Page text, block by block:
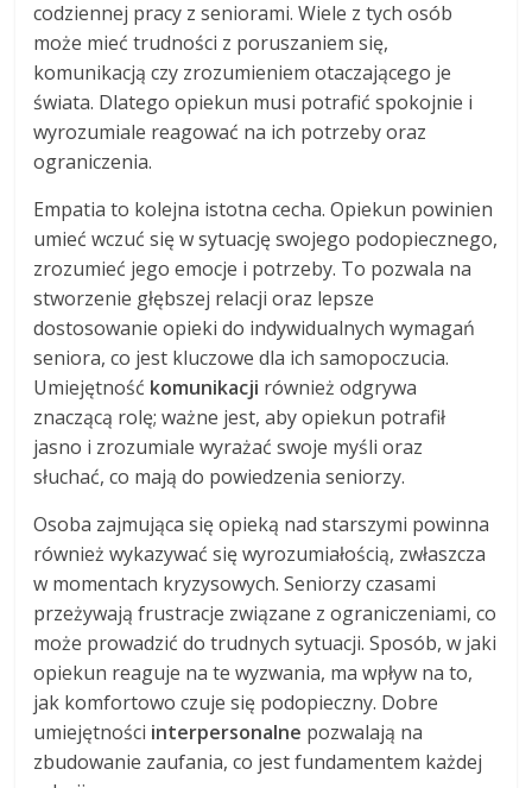
codziennej pracy z seniorami. Wiele z tych osób
może mieć trudności z poruszaniem się,
komunikacją czy zrozumieniem otaczającego je
świata. Dlatego opiekun musi potrafić spokojnie i
wyrozumiale reagować na ich potrzeby oraz
ograniczenia.
Empatia to kolejna istotna cecha. Opiekun powinien
umieć wczuć się w sytuację swojego podopiecznego,
zrozumieć jego emocje i potrzeby. To pozwala na
stworzenie głębszej relacji oraz lepsze
dostosowanie opieki do indywidualnych wymagań
seniora, co jest kluczowe dla ich samopoczucia.
Umiejętność komunikacji również odgrywa
znaczącą rolę; ważne jest, aby opiekun potrafił
jasno i zrozumiale wyrażać swoje myśli oraz
słuchać, co mają do powiedzenia seniorzy.
Osoba zajmująca się opieką nad starszymi powinna
również wykazywać się wyrozumiałością, zwłaszcza
w momentach kryzysowych. Seniorzy czasami
przeżywają frustracje związane z ograniczeniami, co
może prowadzić do trudnych sytuacji. Sposób, w jaki
opiekun reaguje na te wyzwania, ma wpływ na to,
jak komfortowo czuje się podopieczny. Dobre
umiejętności interpersonalne pozwalają na
zbudowanie zaufania, co jest fundamentem każdej